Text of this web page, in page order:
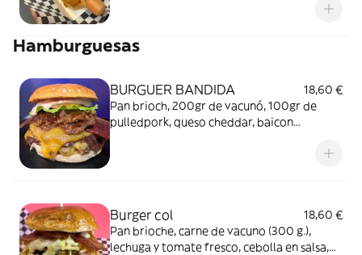
Hamburguesas
BURGUER BANDIDA
18,60 €
Pan brioch, 200gr de vacunó, 100gr de
pulledpork, queso cheddar, baicon
lechuga, tomate, salsa barbacoa, salsa big
Burger col
18,60 €
Pan brioche, carne de vacuno (300 g.),
lechuga y tomate fresco, cebolla en salsa,